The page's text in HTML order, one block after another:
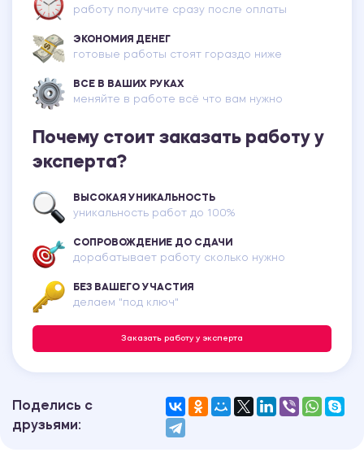
работу получите сразу после оплаты
ЭКОНОМИЯ ДЕНЕГ
готовые работы стоят гораздо ниже
ВСЕ В ВАШИХ РУКАХ
меняйте в работе всё что вам нужно
Почему стоит заказать работу у
эксперта?
ВЫСОКАЯ УНИКАЛЬНОСТЬ
уникальность работ до 100%
СОПРОВОЖДЕНИЕ ДО СДАЧИ
дорабатывает работу сколько нужно
БЕЗ ВАШЕГО УЧАСТИЯ
делаем "под ключ"
Заказать работу у эксперта
Поделись с
друзьями: